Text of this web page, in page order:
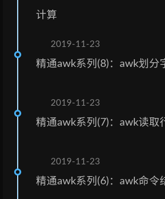
计算
2019-11-23
精通awk系列(8)：awk划分
2019-11-23
精通awk系列(7)：awk读取
2019-11-23
精通awk系列(6)：awk命令